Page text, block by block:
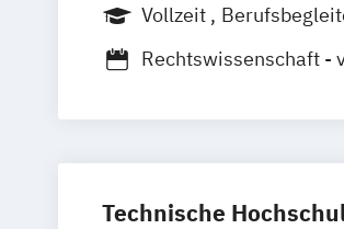
Vollzeit
Rechtswissenschaft -
Technische